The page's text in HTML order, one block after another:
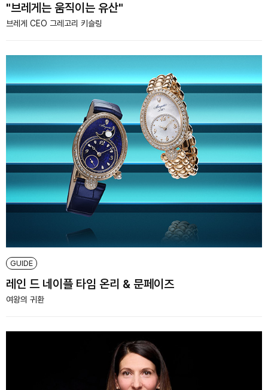
"브레게는 움직이는 유산"
브레게 CEO 그레고리 키슬링
GUIDE
레인 드 네이플 타임 온리 & 문페이즈
여왕의 귀환